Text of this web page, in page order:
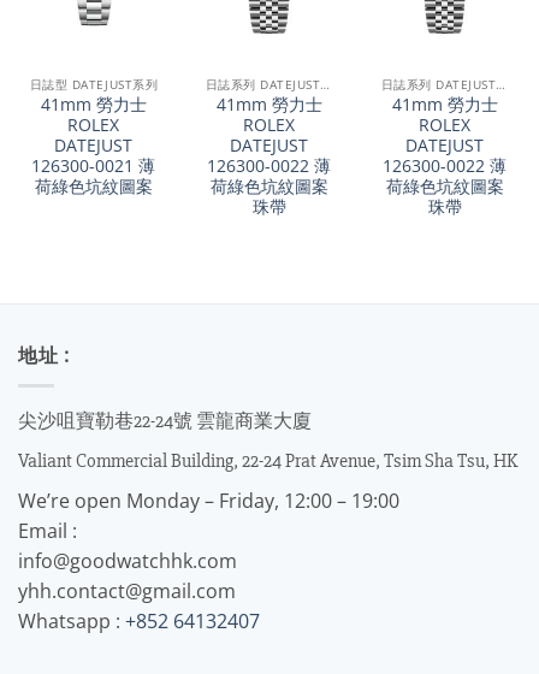
日誌型 DATEJUST系列
41mm 勞力士
ROLEX
DATEJUST
126300-0021 薄
荷綠色坑紋圖案
日誌系列 DATEJUST 41
41mm 勞力士
ROLEX
DATEJUST
126300-0022 薄
荷綠色坑紋圖案
珠帶
日誌系列 DATEJUST 41
41mm 勞力士
ROLEX
DATEJUST
126300-0022 薄
荷綠色坑紋圖案
珠帶
地址 :
尖沙咀寶勒巷22-24號 雲龍商業大廈
Valiant Commercial Building, 22-24 Prat Avenue, Tsim Sha Tsu, HK
We’re open Monday – Friday, 12:00 – 19:00
Email :
info@goodwatchhk.com
yhh.contact@gmail.com
Whatsapp : +852 64132407